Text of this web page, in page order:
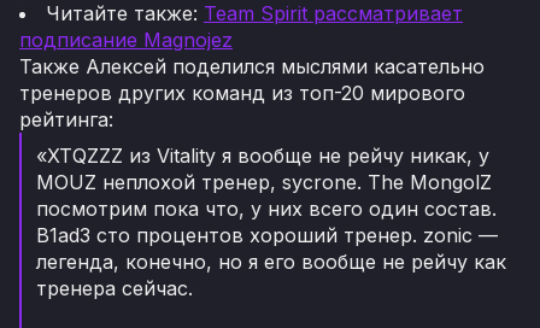
Читайте также: Team Spirit рассматривает
подписание Magnojez
Также Алексей поделился мыслями касательно
тренеров других команд из топ-20 мирового
рейтинга:
«XTQZZZ из Vitality я вообще не рейчу никак, у
MOUZ неплохой тренер, sycrone. The MongolZ
посмотрим пока что, у них всего один состав.
B1ad3 сто процентов хороший тренер. zonic —
легенда, конечно, но я его вообще не рейчу как
тренера сейчас.